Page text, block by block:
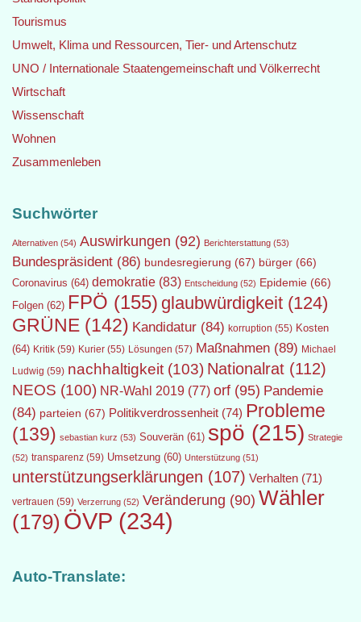
Tourismus
Umwelt, Klima und Ressourcen, Tier- und Artenschutz
UNO / Internationale Staatengemeinschaft und Völkerrecht
Wirtschaft
Wissenschaft
Wohnen
Zusammenleben
Suchwörter
Alternativen (54) Auswirkungen (92) Berichterstattung (53)
Bundespräsident (86) bundesregierung (67) bürger (66)
Coronavirus (64) demokratie (83) Entscheidung (52) Epidemie (66)
Folgen (62) FPÖ (155) glaubwürdigkeit (124)
GRÜNE (142) Kandidatur (84) korruption (55) Kosten
(64) Kritik (59) Kurier (55) Lösungen (57) Maßnahmen (89) Michael
Ludwig (59) nachhaltigkeit (103) Nationalrat (112)
NEOS (100) NR-Wahl 2019 (77) orf (95) Pandemie
(84) parteien (67) Politikverdrossenheit (74) Probleme
(139) sebastian kurz (53) Souverän (61) spö (215) Strategie
(52) transparenz (59) Umsetzung (60) Unterstützung (51)
unterstützungserklärungen (107) Verhalten (71)
vertrauen (59) Verzerrung (52) Veränderung (90) Wähler
(179) ÖVP (234)
Auto-Translate: